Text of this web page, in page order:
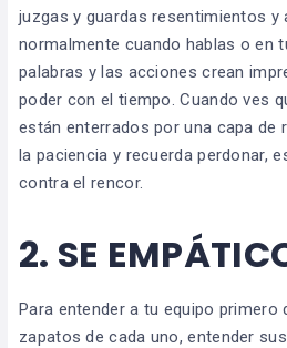
juzgas y guardas resentimientos y
normalmente cuando hablas o en
palabras y las acciones crean
poder con el tiempo. Cuando ves
están enterrados por una capa de
la paciencia y recuerda perdonar,
contra el rencor.
2. SE
Para entender a tu equipo primero
zapatos de cada uno, entender